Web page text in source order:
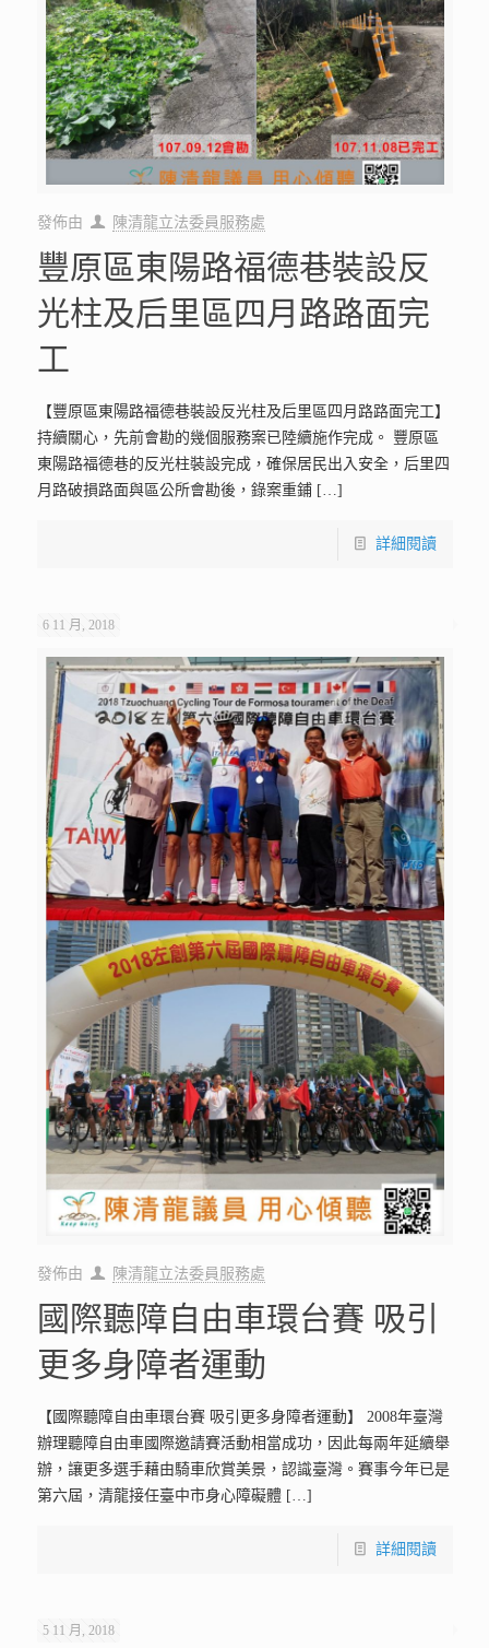
發佈由 陳清龍立法委員服務處
豐原區東陽路福德巷裝設反
光柱及后里區四月路路面完
工
【豐原區東陽路福德巷裝設反光柱及后里區四月路路面完工】
持續關心，先前會勘的幾個服務案已陸續施作完成。 豐原區
東陽路福德巷的反光柱裝設完成，確保居民出入安全，后里四
月路破損路面與區公所會勘後，錄案重鋪[…]
詳細閱讀
6 11 月, 2018
發佈由 陳清龍立法委員服務處
國際聽障自由車環台賽 吸引
更多身障者運動
【國際聽障自由車環台賽 吸引更多身障者運動】 2008年臺灣
辦理聽障自由車國際邀請賽活動相當成功，因此每兩年延續舉
辦，讓更多選手藉由騎車欣賞美景，認識臺灣。賽事今年已是
第六屆，清龍接任臺中市身心障礙體[…]
詳細閱讀
5 11 月, 2018